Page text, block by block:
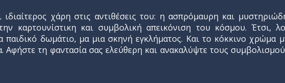
χάρη στις αντιθέσεις του: η ασπρόμαυρη και
καρτουνίστικη και συμβολική απεικόνιση του κόσμου.
δωμάτιο, μα μια σκηνή εγκλήματος. Και το κόκκινο χρώμα
Αφήστε τη φαντασία σας ελεύθερη και ανακαλύψτε τους